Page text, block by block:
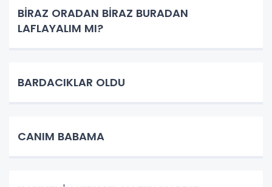
BİRAZ ORADAN BİRAZ BURADAN
LAFLAYALIM MI?
BARDACIKLAR OLDU
CANIM BABAMA